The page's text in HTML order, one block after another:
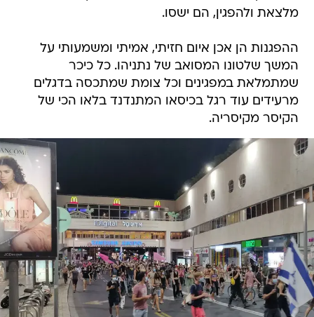
מלצאת ולהפגין, הם ישסו.
ההפגנות הן אכן איום חזיתי, אמיתי ומשמעותי על
המשך שלטונו המסואב של נתניהו. כל כיכר
שמתמלאת במפגינים וכל צומת שמתכסה בדגלים
מרעידים עוד רגל בכיסאו המתנדנד בלאו הכי של
הקיסר מקיסריה.